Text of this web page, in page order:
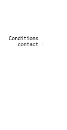
Conditions
contact :